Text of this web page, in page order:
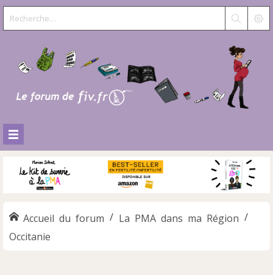
Accueil du forum
La PMA dans ma Région
Occitanie